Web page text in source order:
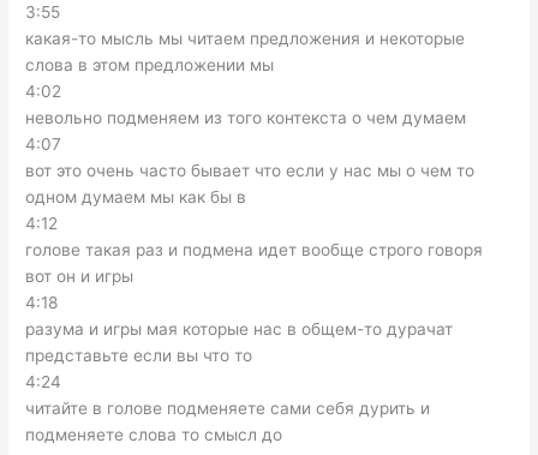
3:55
какая-то мысль мы читаем предложения и некоторые
слова в этом предложении мы
4:02
невольно подменяем из того контекста о чем думаем
4:07
вот это очень часто бывает что если у нас мы о чем то
одном думаем мы как бы в
4:12
голове такая раз и подмена идет вообще строго говоря
вот он и игры
4:18
разума и игры мая которые нас в общем-то дурачат
представьте если вы что то
4:24
читайте в голове подменяете сами себя дурить и
подменяете слова то смысл до